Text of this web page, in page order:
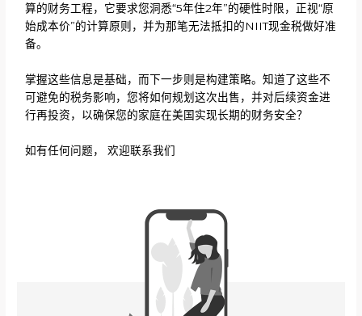
算的财务工程，它要求您洞悉“5年住2年”的硬性时限，正视“原
始成本价”的计算原则，并为那笔无法抵扣的NIIT现金税做好准
备。
掌握这些信息是基础，而下一步则是构建策略。知道了这些不
可避免的税务影响，您将如何规划这次出售，并对后续资金进
行再投资，以确保您的家庭在美国实现长期的财务安全？
如有任何问题， 欢迎联系我们